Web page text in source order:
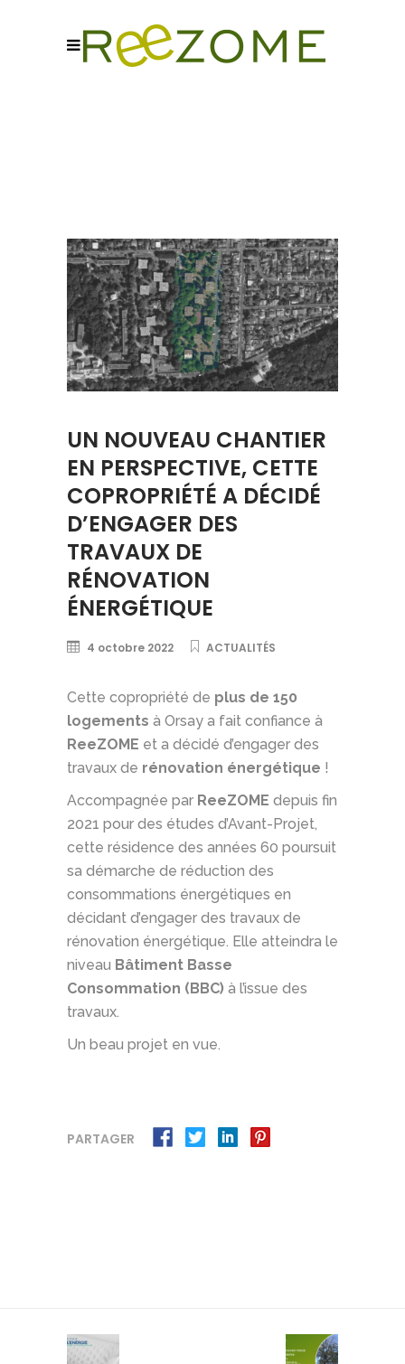
UN NOUVEAU CHANTIER
EN PERSPECTIVE, CETTE
COPROPRIÉTÉ A DÉCIDÉ
D’ENGAGER DES
TRAVAUX DE
RÉNOVATION
ÉNERGÉTIQUE
4 octobre 2022 ACTUALITÉS
Cette copropriété de plus de 150
logements à Orsay a fait confiance à
ReeZOME et a décidé d’engager des
travaux de rénovation énergétique !
Accompagnée par ReeZOME depuis fin
2021 pour des études d’Avant-Projet,
cette résidence des années 60 poursuit
sa démarche de réduction des
consommations énergétiques en
décidant d’engager des travaux de
rénovation énergétique. Elle atteindra le
niveau Bâtiment Basse
Consommation (BBC) à l’issue des
travaux.
Un beau projet en vue.
PARTAGER